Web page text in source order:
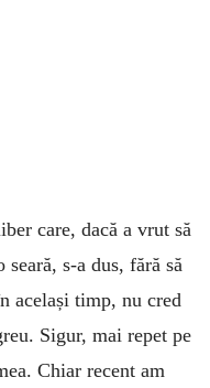
care, dacă a vrut să
s-a dus, fără să
același timp, nu cred
Sigur, mai repet pe
Chiar recent am